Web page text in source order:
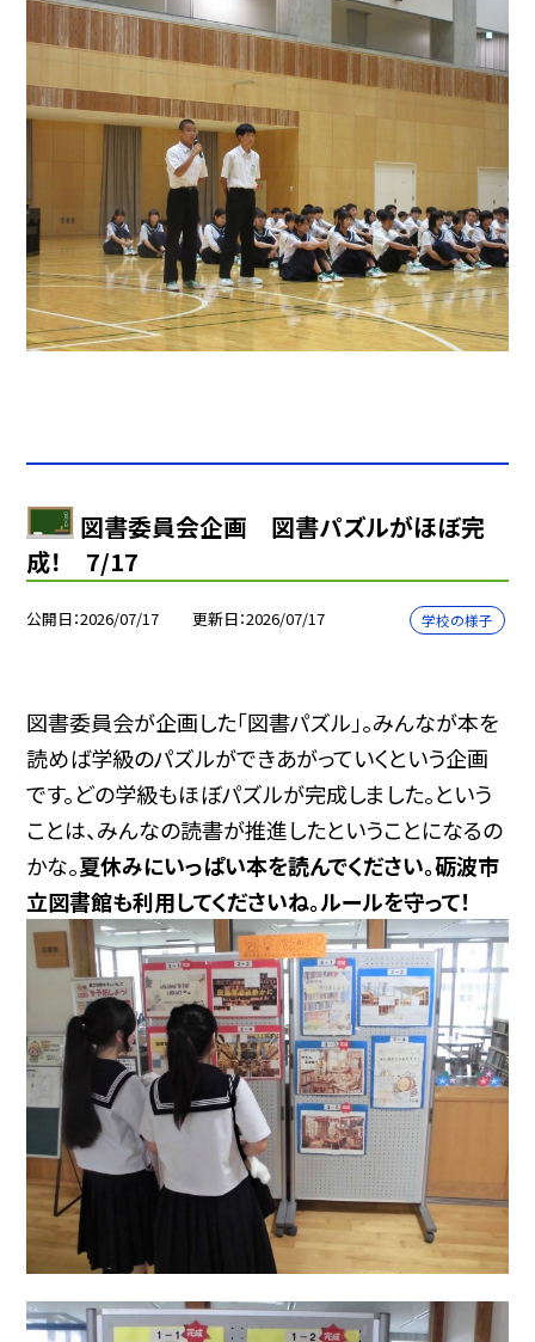
図書委員会企画 図書パズルがほぼ完
成！ 7/17
公開日 2026/07/17 更新日 2026/07/17 学校の様子
図書委員会が企画した「図書パズル」。みんなが本を
読めば学級のパズルができあがっていくという企画
です。どの学級もほぼパズルが完成しました。という
ことは、みんなの読書が推進したということになるの
かな。夏休みにいっぱい本を読んでください。砺波市
立図書館も利用してくださいね。ルールを守って！